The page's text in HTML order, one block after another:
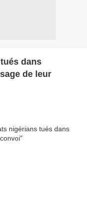
dans
de leur